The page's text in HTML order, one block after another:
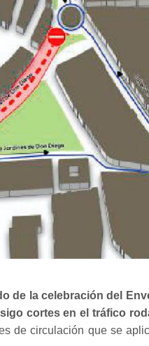
de la celebración del
cortes en el tráfico
de circulación que se